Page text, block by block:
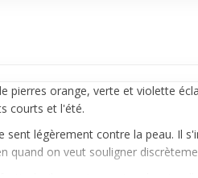
pierres orange, verte et violette
courts et l'été.
légèrement contre la peau. Il
quand on veut souligner